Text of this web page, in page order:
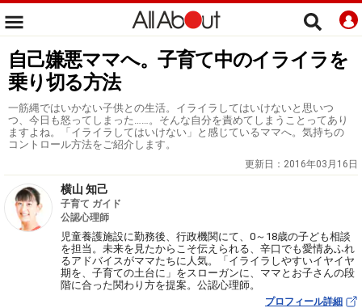
自己嫌悪ママへ。子育て中のイライラを
乗り切る方法
一筋縄ではいかない子供との生活。イライラしてはいけないと思いつ
つ、今日も怒ってしまった……。そんな自分を責めてしまうことってあり
ますよね。「イライラしてはいけない」と感じているママへ。気持ちの
コントロール方法をご紹介します。
更新日： 2016年03月16日
横山 知己
子育て ガイド
公認心理師
児童養護施設に勤務後、行政機関にて、0～18歳の子ども相談
を担当。未来を見たからこそ伝えられる、辛口でも愛情あふれ
るアドバイスがママたちに人気。「イライラしやすいイヤイヤ
期を、子育ての土台に」をスローガンに、ママとお子さんの段
階に合った関わり方を提案。公認心理師。
プロフィール詳細